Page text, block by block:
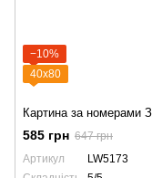
−10%
40х80
585 грн 647 грн
Артикул
LW5173